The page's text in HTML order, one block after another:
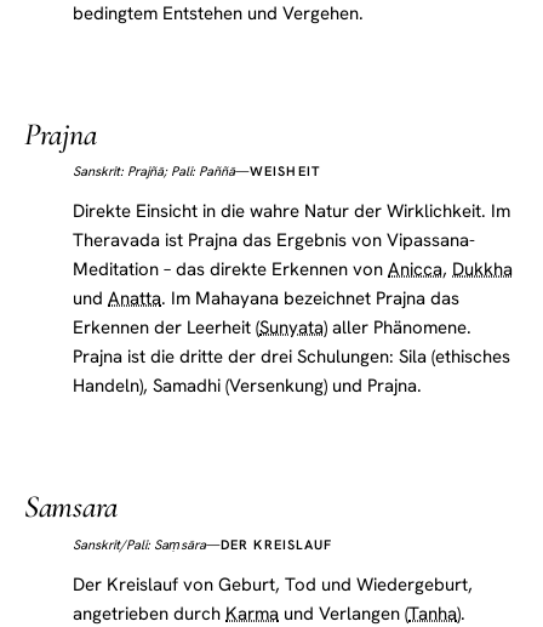
bedingtem Entstehen und Vergehen.
Prajna
Sanskrit: Prajñā; Pali: Paññā—WEISHEIT
Direkte Einsicht in die wahre Natur der Wirklichkeit. Im
Theravada ist Prajna das Ergebnis von Vipassana-
Meditation – das direkte Erkennen von Anicca, Dukkha
und Anatta. Im Mahayana bezeichnet Prajna das
Erkennen der Leerheit (Sunyata) aller Phänomene.
Prajna ist die dritte der drei Schulungen: Sila (ethisches
Handeln), Samadhi (Versenkung) und Prajna.
Samsara
Sanskrit/Pali: Saṃsāra—DER KREISLAUF
Der Kreislauf von Geburt, Tod und Wiedergeburt,
angetrieben durch Karma und Verlangen (Tanha).